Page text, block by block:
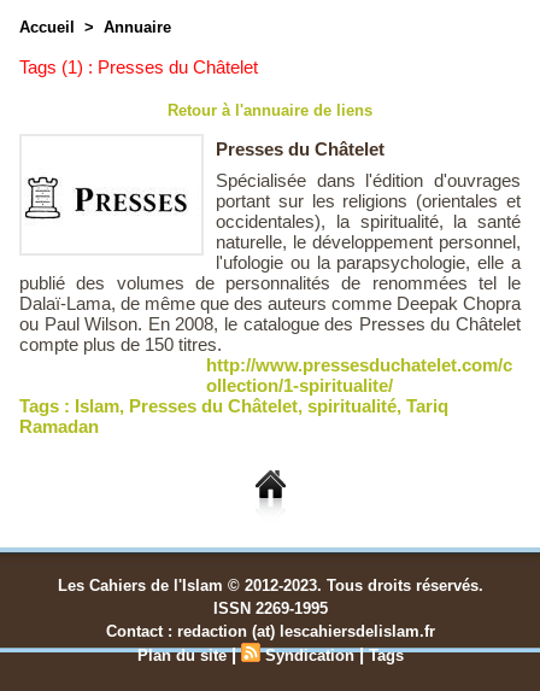
Accueil > Annuaire
Tags (1) : Presses du Châtelet
Retour à l'annuaire de liens
Presses du Châtelet
Spécialisée dans l'édition d'ouvrages
portant sur les religions (orientales et
occidentales), la spiritualité, la santé
naturelle, le développement personnel,
l'ufologie ou la parapsychologie, elle a
publié des volumes de personnalités de renommées tel le
Dalaï-Lama, de même que des auteurs comme Deepak Chopra
ou Paul Wilson. En 2008, le catalogue des Presses du Châtelet
compte plus de 150 titres.
http://www.pressesduchatelet.com/c
ollection/1-spiritualite/
Tags : Islam, Presses du Châtelet, spiritualité, Tariq
Ramadan
Les Cahiers de l'Islam © 2012-2023. Tous droits réservés.
ISSN 2269-1995
Contact : redaction (at) lescahiersdelislam.fr
Plan du site | Syndication |Tags